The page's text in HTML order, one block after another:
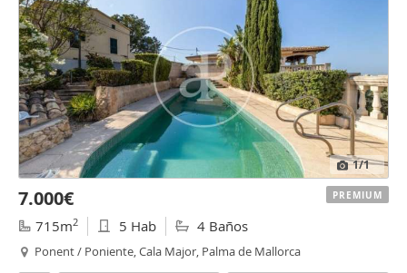
1/1
7.000€
715m2 5 Hab 4 Baños
Ponent / Poniente, Cala Major, Palma de Mallorca
PREMIUM